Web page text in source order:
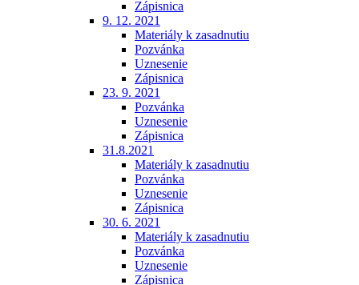
Zápisnica
9. 12. 2021
Materiály k zasadnutiu
Pozvánka
Uznesenie
Zápisnica
23. 9. 2021
Pozvánka
Uznesenie
Zápisnica
31.8.2021
Materiály k zasadnutiu
Pozvánka
Uznesenie
Zápisnica
30. 6. 2021
Materiály k zasadnutiu
Pozvánka
Uznesenie
Zápisnica